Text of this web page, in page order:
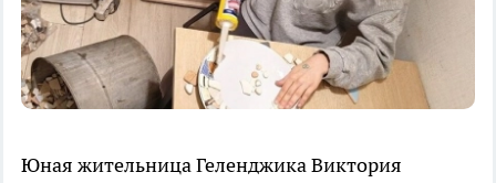
Юная жительница Геленджика Виктория